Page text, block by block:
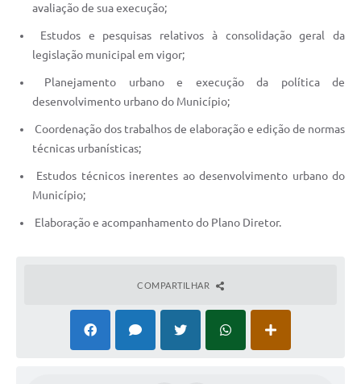
avaliação de sua execução;
Estudos e pesquisas relativos à consolidação geral da
legislação municipal em vigor;
Planejamento urbano e execução da política de
desenvolvimento urbano do Município;
Coordenação dos trabalhos de elaboração e edição de normas
técnicas urbanísticas;
Estudos técnicos inerentes ao desenvolvimento urbano do
Município;
Elaboração e acompanhamento do Plano Diretor.
COMPARTILHAR